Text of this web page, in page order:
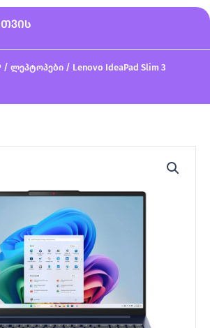
/ ლეპტოპები / Lenovo IdeaPad Slim 3